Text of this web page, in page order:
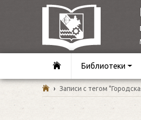
Библиотеки
› Записи с тегом